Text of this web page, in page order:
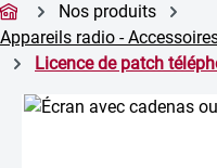
Nos produits
Appareils radio -
Licence de patch
Ignorer la galerie